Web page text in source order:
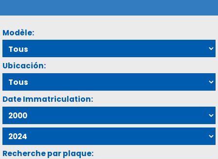
Modèle:
Ubicación:
Date Immatriculation:
Recherche par plaque: